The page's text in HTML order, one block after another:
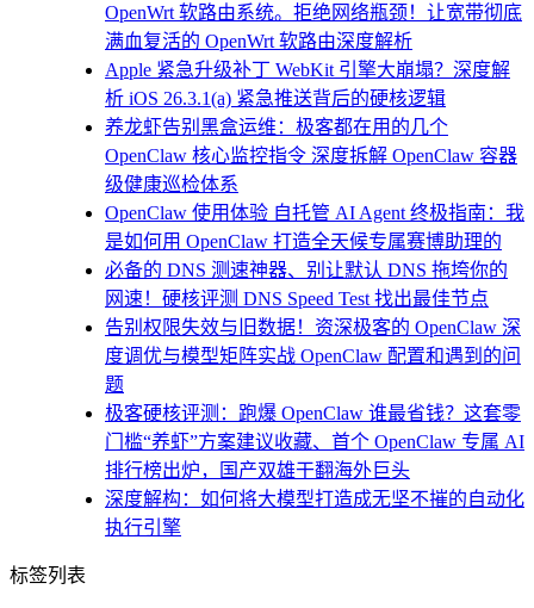
OpenWrt 软路由系统。拒绝网络瓶颈！让宽带彻底
满血复活的 OpenWrt 软路由深度解析
Apple 紧急升级补丁 WebKit 引擎大崩塌？深度解
析 iOS 26.3.1(a) 紧急推送背后的硬核逻辑
养龙虾告别黑盒运维：极客都在用的几个
OpenClaw 核心监控指令 深度拆解 OpenClaw 容器
级健康巡检体系
OpenClaw 使用体验 自托管 AI Agent 终极指南：我
是如何用 OpenClaw 打造全天候专属赛博助理的
必备的 DNS 测速神器、别让默认 DNS 拖垮你的
网速！硬核评测 DNS Speed Test 找出最佳节点
告别权限失效与旧数据！资深极客的 OpenClaw 深
度调优与模型矩阵实战 OpenClaw 配置和遇到的问
题
极客硬核评测：跑爆 OpenClaw 谁最省钱？这套零
门槛“养虾”方案建议收藏、首个 OpenClaw 专属 AI
排行榜出炉，国产双雄干翻海外巨头
深度解构：如何将大模型打造成无坚不摧的自动化
执行引擎
标签列表